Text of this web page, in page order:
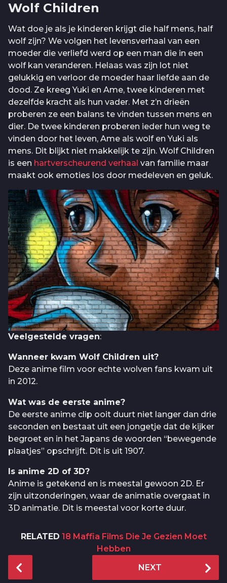
Wolf Children
Wat doe je als je kinderen krijgt die half mens, half
wolf zijn? We volgen het levensverhaal van een
moeder die verliefd werd op een man die in een
wolf kan veranderen. Helaas was zijn lot niet
gelukkig en verloor de moeder haar liefde aan de
dood. Ze kreeg Yuki en Ame, twee kinderen met
dezelfde kracht als hun vader. Met z’n drieën
proberen ze een balans te vinden tussen mens en
dier. De twee kinderen proberen ieder hun weg te
vinden door het leven, Ame als wolf en Yuki als
mens. Dit blijkt niet makkelijk te zijn. Wolf Children
is een hartverscheurend verhaal van familie maar
maakt ook emoties los door medeleven en geluk.
Veelgestelde vragen:
Wanneer kwam Wolf Children uit?
Deze anime film voor echte wolven fans kwam uit
in 2012.
Wat was de eerste anime?
De eerste anime clip ooit duurt niet langer dan drie
seconden en bestaat uit een jongetje dat de kijker
begroet en in het Japans de woorden “bewegende
plaatjes” opschrijft. Dit is uit 1907.
Is anime 2D of 3D?
Anime is getekend en is meestal gewoon 2D. Er
zijn uitzonderingen, waar de animatie overgaat in
3D animatie. Dit is meestal voor korte duur.
RELATED 18 Maffia Films Die Je Gezien Moet
Hebben
P
o
NEXT